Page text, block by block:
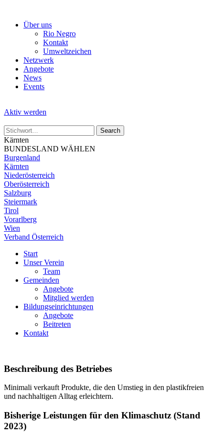
Über uns
Rio Negro
Kontakt
Umweltzeichen
Netzwerk
Angebote
News
Events
Aktiv werden
Kärnten
BUNDESLAND WÄHLEN
Burgenland
Kärnten
Niederösterreich
Oberösterreich
Salzburg
Steiermark
Tirol
Vorarlberg
Wien
Verband Österreich
Start
Unser Verein
Team
Gemeinden
Angebote
Mitglied werden
Bildungseinrichtungen
Angebote
Beitreten
Kontakt
Beschreibung des Betriebes
Minimali verkauft Produkte, die den Umstieg in den plastikfreien
und nachhaltigen Alltag erleichtern.
Bisherige Leistungen für den Klimaschutz (Stand
2023)